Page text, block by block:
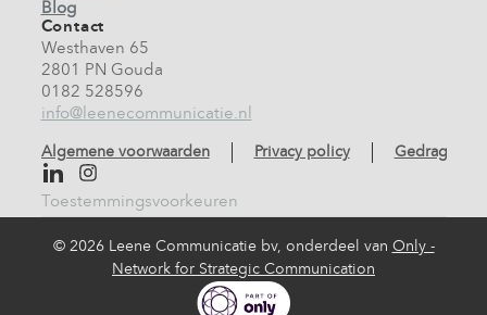
Blog
Contact
Westhaven 65
2801 PN Gouda
0182 528596
info@leenecommunicatie.nl
Algemene voorwaarden Privacy policy
Toestemmingsvoorkeuren
© 2026 Leene Communicatie bv, onderdeel van Only -
Network for Strategic Communication